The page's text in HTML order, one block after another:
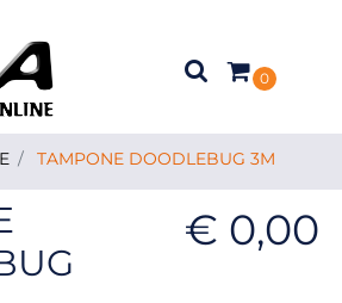
0
TAMPONE DOODLEBUG 3M
€ 0,00